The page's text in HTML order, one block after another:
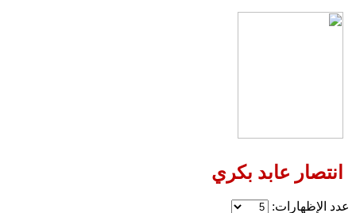
انتصار عابد بكري
عدد الإظهارات: